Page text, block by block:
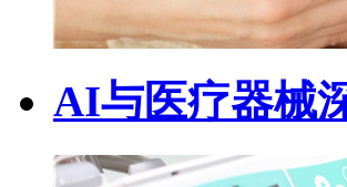
AI与医疗器械